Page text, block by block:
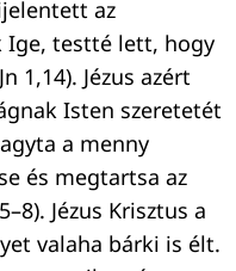
az
Ige, testté lett, hogy
1,14). Jézus azért
Isten szeretetét
a menny
és megtartsa az
Jézus Krisztus a
valaha bárki is élt.